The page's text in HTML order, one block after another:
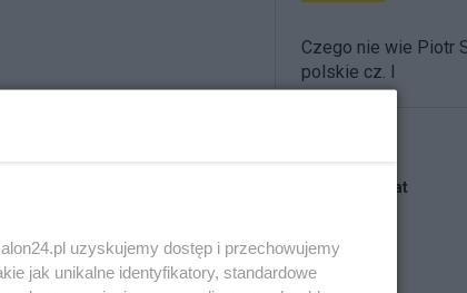
Czego nie wie Piotr
polskie cz. I
Blogi na ten temat
report
uzyskujemy dostęp i przechowujemy
jak unikalne identyfikatory, standardowe